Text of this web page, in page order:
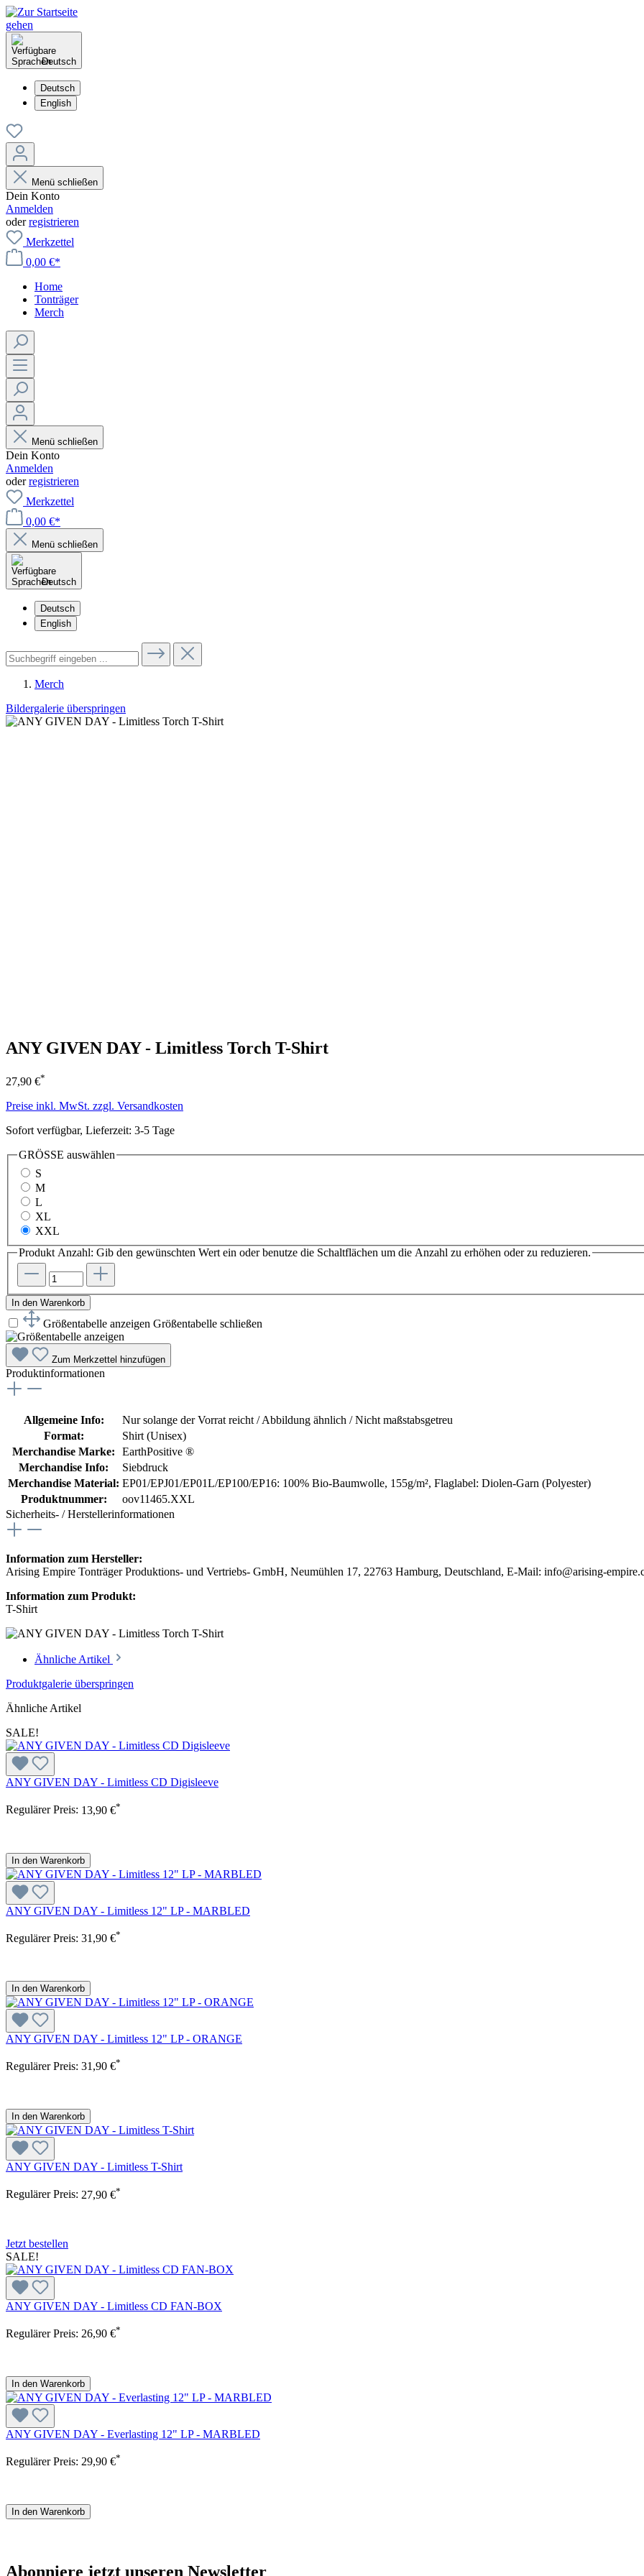
Deutsch
Deutsch
English
Menü schließen
Dein Konto
Anmelden
oderregistrieren
Merkzettel
0,00 €*
Home
Tonträger
Merch
Menü schließen
Dein Konto
Anmelden
oderregistrieren
Merkzettel
0,00 €*
Menü schließen
Deutsch
Deutsch
English
Merch
Bildergalerie überspringen
ANY GIVEN DAY - Limitless Torch T-Shirt
27,90 €*
Preise inkl. MwSt. zzgl. Versandkosten
Sofort verfügbar, Lieferzeit: 3-5 Tage
GRÖSSE auswählen
S
M
L
XL
XXL
Produkt Anzahl: Gib den gewünschten Wert ein oder benutze die Schaltflächen um die Anzahl zu erhöhen oder zu reduzieren.
In den Warenkorb
Größentabelle anzeigen Größentabelle schließen
Zum Merkzettel hinzufügen
Produktinformationen
Allgemeine Info:
Nur solange der Vorrat reicht / Abbildung ähnlich / Nicht maßstabsgetreu
Format:
Shirt (Unisex)
Merchandise Marke:
EarthPositive ®
Merchandise Info:
Siebdruck
Merchandise Material: EP01/EPJ01/EP01L/EP100/EP16: 100% Bio-Baumwolle, 155g/m², Flaglabel: Diolen-Garn (Polyester)
Produktnummer:
oov11465.XXL
Sicherheits- / Herstellerinformationen
Information zum Hersteller:
Arising Empire Tonträger Produktions- und Vertriebs- GmbH, Neumühlen 17, 22763 Hamburg, Deutschland, E-Mail: info@arising-
Information zum Produkt:
T-Shirt
Ähnliche Artikel
Produktgalerie überspringen
Ähnliche Artikel
SALE!
ANY GIVEN DAY - Limitless CD Digisleeve
Regulärer Preis: 13,90 €*
In den Warenkorb
ANY GIVEN DAY - Limitless 12" LP - MARBLED
Regulärer Preis: 31,90 €*
In den Warenkorb
ANY GIVEN DAY - Limitless 12" LP - ORANGE
Regulärer Preis: 31,90 €*
In den Warenkorb
ANY GIVEN DAY - Limitless T-Shirt
Regulärer Preis: 27,90 €*
Jetzt bestellen
SALE!
ANY GIVEN DAY - Limitless CD FAN-BOX
Regulärer Preis: 26,90 €*
In den Warenkorb
ANY GIVEN DAY - Everlasting 12" LP - MARBLED
Regulärer Preis: 29,90 €*
In den Warenkorb
Abonniere jetzt unseren Newsletter